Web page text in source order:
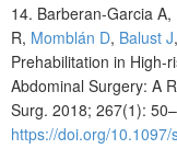
14. Barberan-Garcia
R, Momblán D, Balust J,
Prehabilitation in High-
Abdominal Surgery: A
Surg. 2018; 267(1):
https://doi.org/